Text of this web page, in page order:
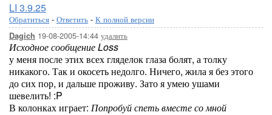
LI 3.9.25
Обратиться - Ответить - К полной версии
Dagich 19-08-2005-14:44 удалить
Исходное сообщение Loss
у меня после этих всех гляделок глаза болят, а толку
никакого. Так и окосеть недолго. Ничего, жила я без этого
до сих пор, и дальше проживу. Зато я умею ушами
шевелить! :P
В колонках играет: Попробуй спеть вместе со мной